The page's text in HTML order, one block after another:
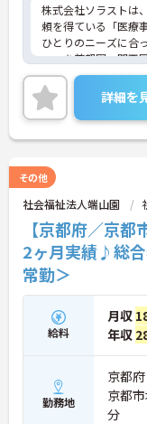
株式会社ソラストは
頼を得ている「医療
ひとりのニーズに合
ス」を首都圏、関西
地域の子育てを支援
うな安心感の「保育
開しています。社員
り、現場で活躍する
イレクトにトップに
たポイントで好きな
ラストポイント】な
興味をお持ちの方は
詳細を
その他
社会福祉法人端山園
【京都府／京
2ヶ月実績♪総
常勤＞
給料
月収
年収
勤務地
京都
京都
分